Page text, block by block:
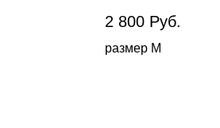
2 800 Руб.
размер М